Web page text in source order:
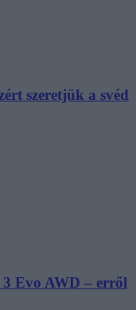
szeretjük a svéd
Evo AWD – erről